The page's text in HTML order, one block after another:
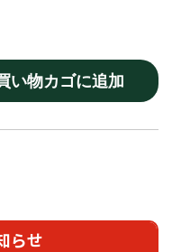
い物カゴに追加
らせ